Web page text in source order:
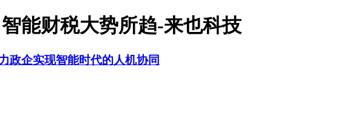
能财税大势所趋-来也科技